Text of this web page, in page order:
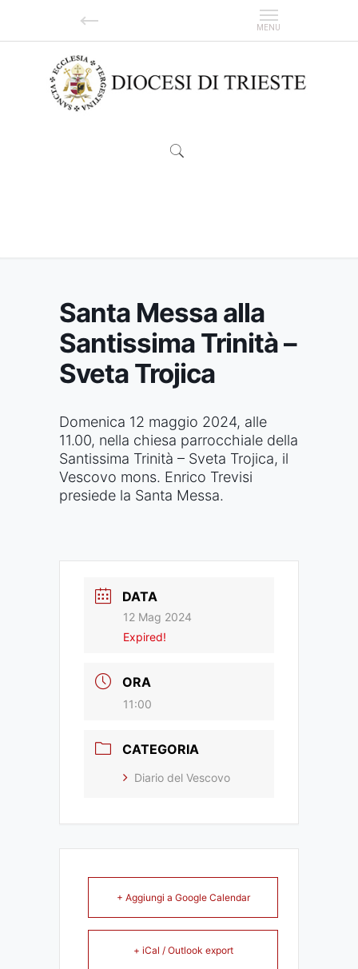
Santa Messa alla
Santissima Trinità –
Sveta Trojica
Domenica 12 maggio 2024, alle
11.00, nella chiesa parrocchiale della
Santissima Trinità – Sveta Trojica, il
Vescovo mons. Enrico Trevisi
presiede la Santa Messa.
DATA
12 Mag 2024
Expired!
ORA
11:00
CATEGORIA
Diario del Vescovo
+ Aggiungi a Google Calendar
+ iCal / Outlook export